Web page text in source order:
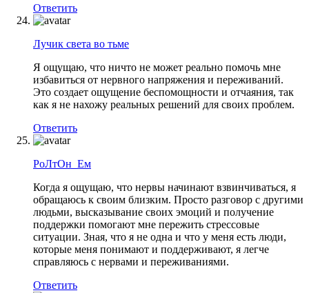
Ответить
Лучик света во тьме
Я ощущаю, что ничто не может реально помочь мне
избавиться от нервного напряжения и переживаний.
Это создает ощущение беспомощности и отчаяния, так
как я не нахожу реальных решений для своих проблем.
Ответить
РоЛтОн_Ем
Когда я ощущаю, что нервы начинают взвинчиваться, я
обращаюсь к своим близким. Просто разговор с другими
людьми, высказывание своих эмоций и получение
поддержки помогают мне пережить стрессовые
ситуации. Зная, что я не одна и что у меня есть люди,
которые меня понимают и поддерживают, я легче
справляюсь с нервами и переживаниями.
Ответить